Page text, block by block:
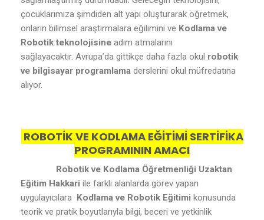
çocuklarımıza şimdiden alt yapı oluşturarak öğretmek,
onların bilimsel araştırmalara eğilimini ve Kodlama ve
Robotik teknolojisine adım atmalarını
sağlayacaktır. Avrupa’da gittikçe daha fazla okul robotik
ve bilgisayar programlama derslerini okul müfredatına
alıyor.
ROBOTİK VE KODLAMA EĞİTİMİ SERTİFİKA
PROGRAMININ AMACI
Robotik ve Kodlama Öğretmenliği Uzaktan
Eğitim Hakkari ile farklı alanlarda görev yapan
uygulayıcılara Kodlama ve Robotik Eğitimi konusunda
teorik ve pratik boyutlarıyla bilgi, beceri ve yetkinlik